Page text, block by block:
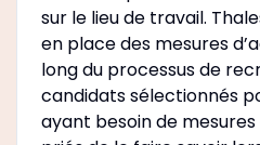
sur le lieu de travail.
en place des mesures
long du processus de
candidats sélectionnés
ayant besoin de